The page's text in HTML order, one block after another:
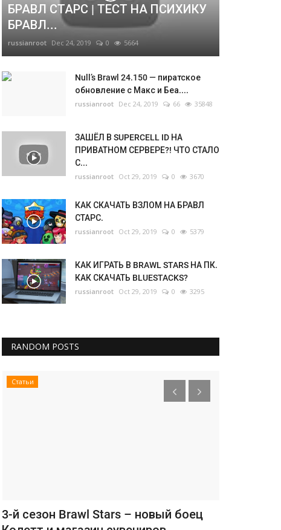
БРАВЛ СТАРС | ТЕСТ НА ПСИХИКУ
БРАВЛ...
russianroot Dec 24, 2019 0 5664
Null’s Brawl 24.150 — пиратское
обновление с Макс и Беа....
russianroot Dec 24, 2019 66 35848
ЗАШЁЛ В SUPERCELL ID НА
ПРИВАТНОМ СЕРВЕРЕ?! ЧТО СТАЛО
С...
russianroot Oct 29, 2019 0 3670
КАК СКАЧАТЬ ВЗЛОМ НА БРАВЛ
СТАРС.
russianroot Oct 29, 2019 0 5379
КАК ИГРАТЬ В BRAWL STARS НА ПК.
КАК СКАЧАТЬ BLUESTACKS?
russianroot Oct 29, 2019 0 3295
RANDOM POSTS
Статьи
3-й сезон Brawl Stars – новый боец